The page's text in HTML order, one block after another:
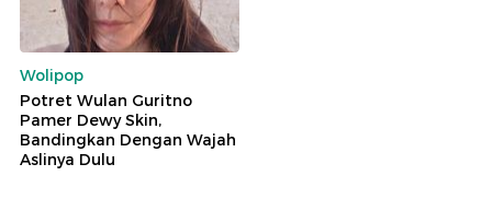
Wolipop
Potret Wulan Guritno
Pamer Dewy Skin,
Bandingkan Dengan Wajah
Aslinya Dulu